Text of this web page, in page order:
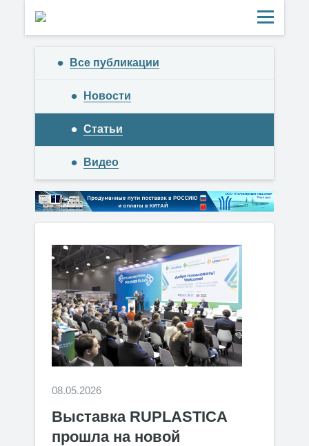
Все публикации
Новости
Статьи
Видео
08.05.2026
Выставка RUPLASTICA
прошла на новой